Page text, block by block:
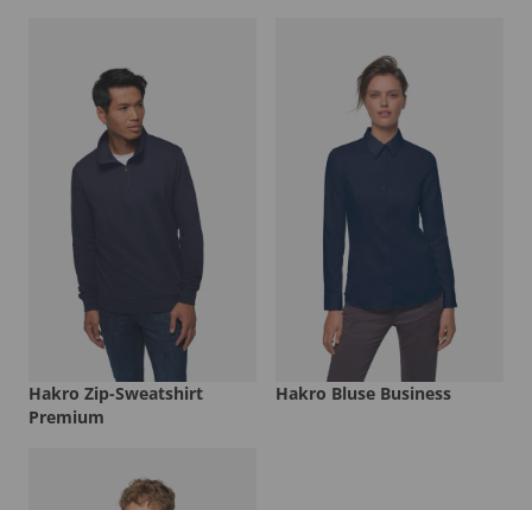
Hakro Zip-Sweatshirt
Premium
Hakro Bluse Business